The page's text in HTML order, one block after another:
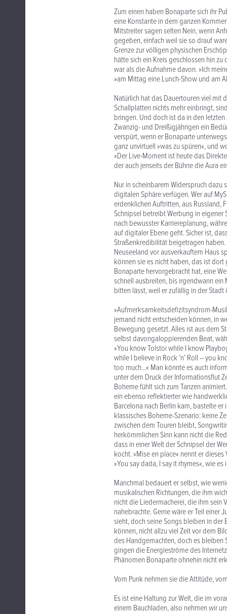
Zum einen haben Bonaparte sich ihr
eine Konstante in dem ganzen
Mitstreiter sagen selten Nein, wenn
gegeben, einfach weil sie so drauf
Grenze zur völligen physischen
hätte sich ein Kreis geschlossen hin
war als die Aufnahme davon. »Ich
»am Mittag eine Lunch-Show und am
Natürlich hat das Dauertouren viel mit
Schallplatten nichts mehr einbringt,
bringen. Und doch ist da in den
Zwanzig- und Dreißigjährigen ein
verspürt, wenn er Bonaparte
ganz unvirtuell »was zu spüren«, und
»Der Live-Moment ist heute das
der auch jenseits der Bühne die Aura
Nur in scheinbarem Widerspruch dazu
digitalen Sphäre verfügen. Wer auf
erdenklichen Auftritten, aus Russland,
Schnipsel betreibt Werbung in eigener
nach bewusster Karriereplanung,
auf digitaler Ebene geht. Sicher ist,
Straßenkredibilität beigetragen
Neuseeland vor ausverkauftem Haus
können sie es nicht haben, das ist
Bonaparte hervorgebracht hat, eine
schnell ausbreiten, bis irgendwann
bitten lässt, weil er zufällig in der
»Aufmerksamkeitsdefizitsyndrom-
jemand nicht entscheiden können, in
Bewegung gesetzt. Alles ist aus dem
selbst davongaloppierenden Beat,
»You know Tolstoi while I know
while I believe in Rock ’n’ Roll – you
too much...« Man könnte es auch
unter dem Druck der Informationsflut
Boheme fühlt sich zum Tanzen
ein ebenso reflektierter wie
Barcelona nach Berlin kam, bastelte
klassisches Boheme-Szenario: keine
zwischen dem Touren bleibt,
herkömmlichen Sinn kann nicht die
dass in einer Welt der Schnipsel der
kocht. »Mise en place« nennt er
»You say dada, I say it rhymes«, wie
Manchmal bedauert er selbst, wie
musikalischen Richtungen, die ihm
nicht die Liedermacherei, die ihm sein
nahebrachte. Gerne wäre er Teil einer
sieht, doch seine Songs bleiben in der
können, nicht allzu viel Zeit vor dem
des Handgemachten, doch es bleiben
gingen die Energieströme des
Phänomen Bonaparte ohnehin nicht
Vom Punk nehmen sie die Attitüde,
Es ist eine Haltung zur Welt, die im
einem Bauchladen, also nehmen wir